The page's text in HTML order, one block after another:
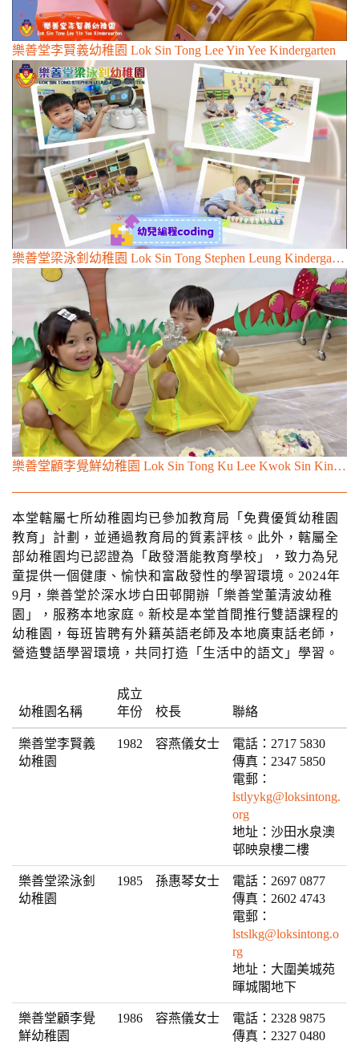
樂善堂李賢義幼稚園 Lok Sin Tong Lee Yin Yee Kindergarten
樂善堂梁泳釗幼稚園 Lok Sin Tong Stephen Leung Kindergarten
樂善堂顧李覺鮮幼稚園 Lok Sin Tong Ku Lee Kwok Sin Kindergarten
本堂轄屬七所幼稚園均已參加教育局「免費優質幼稚園
教育」計劃，並通過教育局的質素評核。此外，轄屬全
部幼稚園均已認證為「啟發潛能教育學校」，致力為兒
童提供一個健康、愉快和富啟發性的學習環境。2024年
9月，樂善堂於深水埗白田邨開辦「樂善堂董清波幼稚
園」，服務本地家庭。新校是本堂首間推行雙語課程的
幼稚園，每班皆聘有外籍英語老師及本地廣東話老師，
營造雙語學習環境，共同打造「生活中的語文」學習。
幼稚園名稱
成立
年份
校長 聯絡
樂善堂李賢義
幼稚園
1982 容燕儀女士
電話：2717 5830
傳真：2347 5850
電郵：
lstlyykg@loksintong.
org
地址：沙田水泉澳
邨映泉樓二樓
樂善堂梁泳釗
幼稚園
1985 孫惠琴女士
電話：2697 0877
傳真：2602 4743
電郵：
lstslkg@loksintong.o
rg
地址：大圍美城苑
暉城閣地下
樂善堂顧李覺
鮮幼稚園
1986 容燕儀女士
電話：2328 9875
傳真：2327 0480